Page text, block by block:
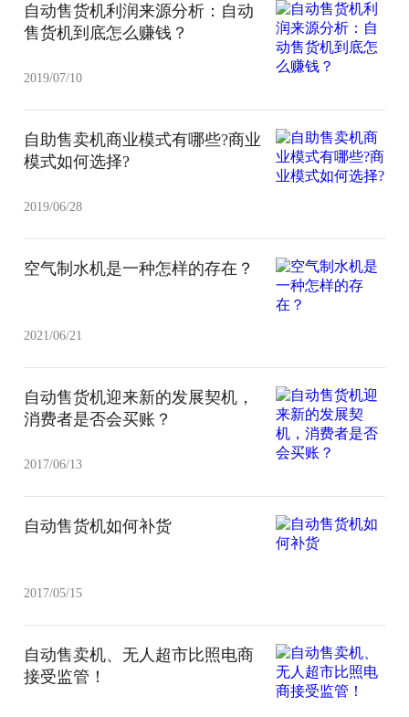
自动售货机利润来源分析：自动
售货机到底怎么赚钱？
2019/07/10
自助售卖机商业模式有哪些?商业
模式如何选择?
2019/06/28
空气制水机是一种怎样的存在？
2021/06/21
自动售货机迎来新的发展契机，
消费者是否会买账？
2017/06/13
自动售货机如何补货
2017/05/15
自动售卖机、无人超市比照电商
接受监管！